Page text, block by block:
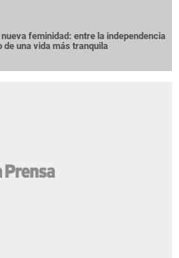
nueva feminidad: entre la independencia
de una vida más tranquila